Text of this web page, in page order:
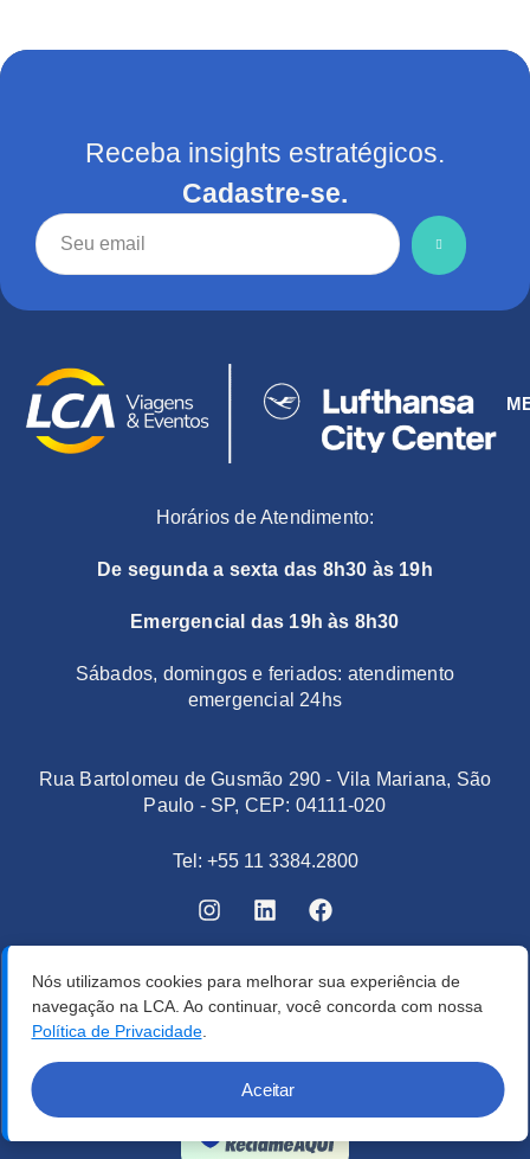
Receba insights estratégicos.
Cadastre-se.
Horários de Atendimento:
De segunda a sexta das 8h30 às 19h
Emergencial das 19h às 8h30
Sábados, domingos e feriados: atendimento
emergencial 24hs
Rua Bartolomeu de Gusmão 290 - Vila Mariana, São
Paulo - SP, CEP: 04111-020
Tel: +55 11 3384.2800
Verificada por
Nós utilizamos cookies para melhorar sua experiência de
navegação na LCA. Ao continuar, você concorda com nossa
Política de Privacidade.
Aceitar